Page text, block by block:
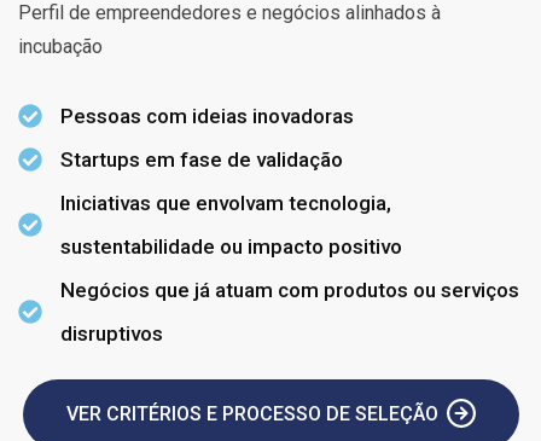
Perfil de empreendedores e negócios alinhados à
incubação
Pessoas com ideias inovadoras
Startups em fase de validação
Iniciativas que envolvam tecnologia,
sustentabilidade ou impacto positivo
Negócios que já atuam com produtos ou serviços
disruptivos
VER CRITÉRIOS E PROCESSO DE SELEÇÃO